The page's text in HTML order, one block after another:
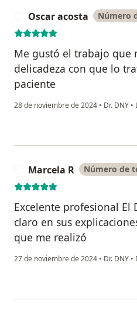
Oscar acosta Número
Me gustó el trabajo que
delicadeza con que lo
paciente
28 de noviembre de 2024 • Dr. DNY •
Marcela R Número de
Excelente profesional El
claro en sus
que me realizó
27 de noviembre de 2024 • Dr. DNY •